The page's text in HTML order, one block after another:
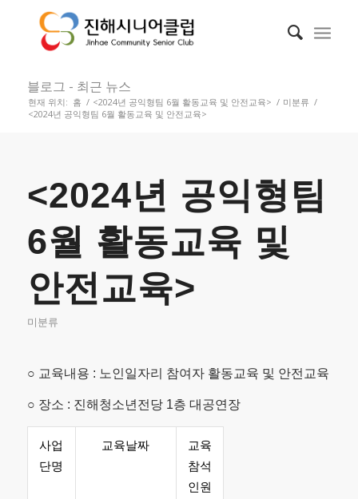
블로그 - 최근 뉴스
현재 위치: 홈 / <2024년 공익형팀 6월 활동교육 및 안전교육> / 미분류 /
<2024년 공익형팀 6월 활동교육 및 안전교육>
<2024년 공익형팀
6월 활동교육 및
안전교육>
미분류
○ 교육내용 : 노인일자리 참여자 활동교육 및 안전교육
○ 장소 : 진해청소년전당 1층 대공연장
사업
단명
교육날짜
교육
참석
인원